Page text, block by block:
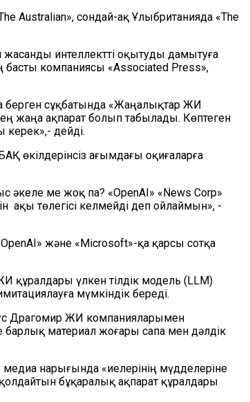
Australian», сондай-ақ Ұлыбританияда «The
интеллектті оқытуды дамытуға
басты компаниясы «Associated Press»,
берген сұқбатында «Жаңалықтар ЖИ
жаңа ақпарат болып табылады. Көптеген
керек»,- дейді.
өкілдерінсіз ағымдағы оқиғаларға
әкеле ме жоқ па? «OpenAI» «News Corp»
төлегісі келмейді деп ойлаймын», -
және «Microsoft»-қа қарсы сотқа
құралдары үлкен тілдік модель (LLM)
мүмкіндік береді.
Драгомир ЖИ компанияларымен
барлық материал жоғары сапа мен дәлдік
медиа нарығында «иелерінің мүдделеріне
бұқаралық ақпарат құралдары